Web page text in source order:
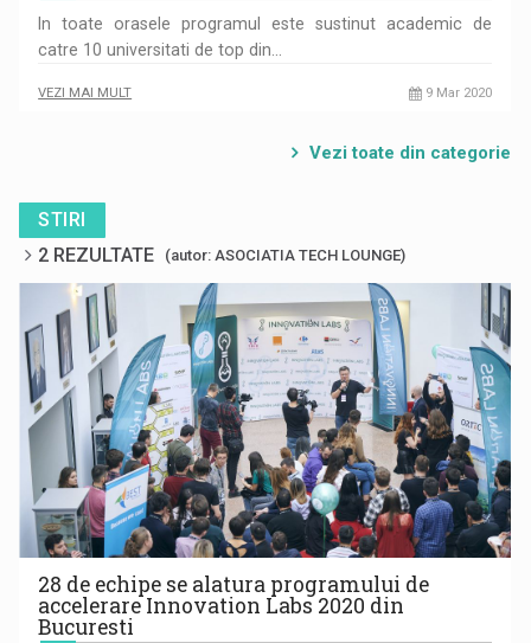
In toate orasele programul este sustinut academic de
catre 10 universitati de top din…
VEZI MAI MULT 9 Mar 2020
Vezi toate din categorie
STIRI
2 REZULTATE
(autor: ASOCIATIA TECH LOUNGE)
28 de echipe se alatura programului de
accelerare Innovation Labs 2020 din
Bucuresti